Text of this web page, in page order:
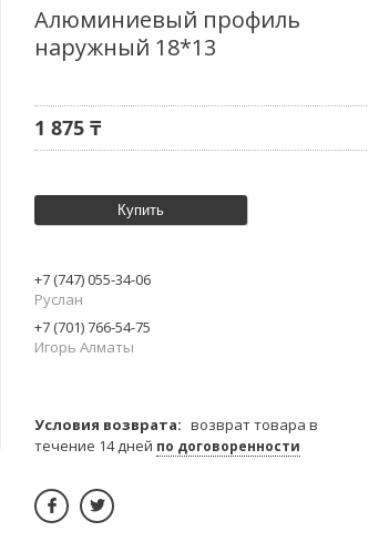
Алюминиевый профиль
наружный 18*13
1 875 ₸
Купить
+7 (747) 055-34-06
Руслан
+7 (701) 766-54-75
Игорь Алматы
возврат товара в
течение 14 дней по договоренности